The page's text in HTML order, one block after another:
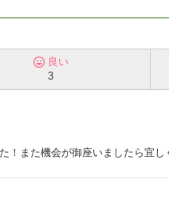
良い
3
！また機会が御座いましたら宜し